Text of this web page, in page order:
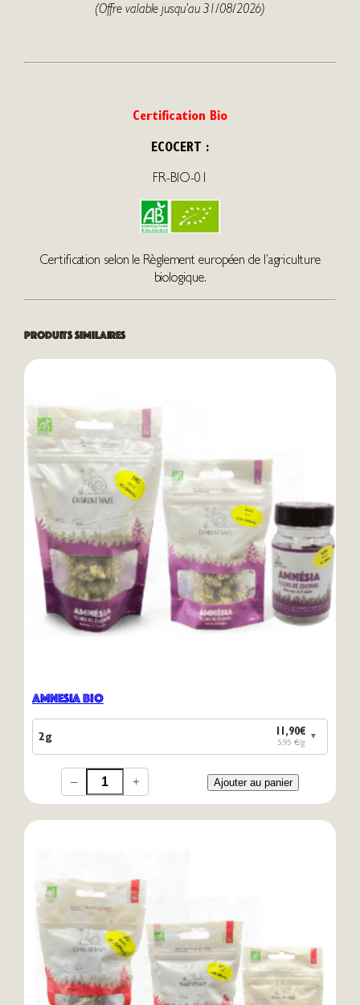
(Offre valable jusqu’au 31/08/2026)
Certification Bio
ECOCERT :
FR-BIO-01
Certification selon le Règlement européen de l’agriculture
biologique.
Produits similaires
Amnesia Bio
2g 11,90€ ▼
5,95 €/g
– + Ajouter au panier